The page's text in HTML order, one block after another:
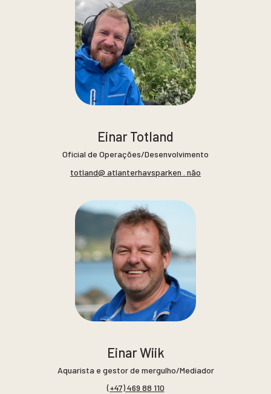
Einar Totland
Oficial de Operações/Desenvolvimento
totland@ atlanterhavsparken . não
Einar Wiik
Aquarista e gestor de mergulho/Mediador
(+47) 469 88 110